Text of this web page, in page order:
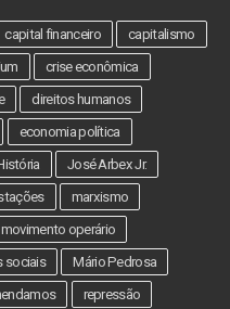
capital financeiro
capitalismo
crise econômica
direitos humanos
economia política
José Arbex Jr.
marxismo
movimento operário
sociais
Mário Pedrosa
repressão